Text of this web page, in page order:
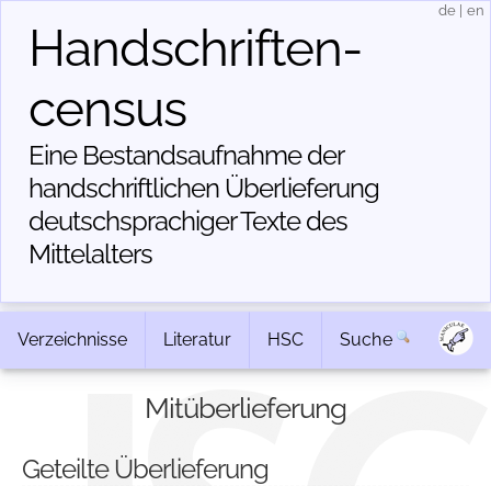
Handschriften­
census
Eine Bestandsaufnahme der
handschriftlichen Über­lieferung
deutschsprachiger Texte des
Mittelalters
de en
Verzeichnisse Literatur HSC Suche
Mitüberlieferung
Geteilte Überlieferung